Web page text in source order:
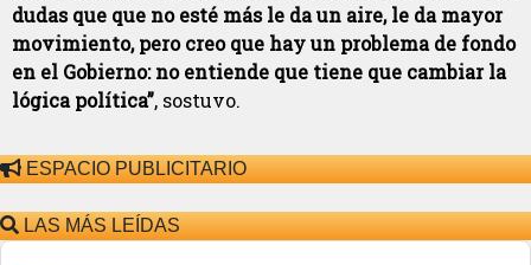
dudas que que no esté más le da un aire, le da mayor
movimiento, pero creo que hay un problema de fondo
en el Gobierno: no entiende que tiene que cambiar la
lógica política”, sostuvo.
ESPACIO PUBLICITARIO
LAS MÁS LEÍDAS